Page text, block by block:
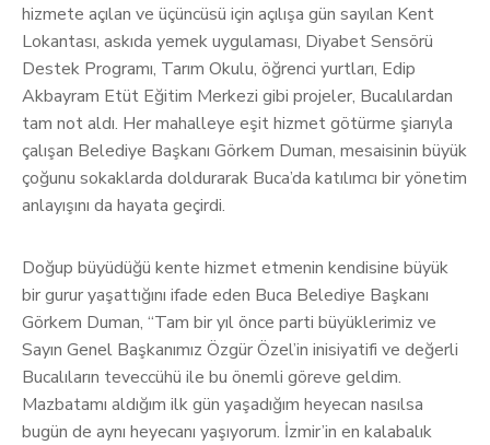
hizmete açılan ve üçüncüsü için açılışa gün sayılan Kent
Lokantası, askıda yemek uygulaması, Diyabet Sensörü
Destek Programı, Tarım Okulu, öğrenci yurtları, Edip
Akbayram Etüt Eğitim Merkezi gibi projeler, Bucalılardan
tam not aldı. Her mahalleye eşit hizmet götürme şiarıyla
çalışan Belediye Başkanı Görkem Duman, mesaisinin büyük
çoğunu sokaklarda doldurarak Buca’da katılımcı bir yönetim
anlayışını da hayata geçirdi.
Doğup büyüdüğü kente hizmet etmenin kendisine büyük
bir gurur yaşattığını ifade eden Buca Belediye Başkanı
Görkem Duman, “Tam bir yıl önce parti büyüklerimiz ve
Sayın Genel Başkanımız Özgür Özel’in inisiyatifi ve değerli
Bucalıların teveccühü ile bu önemli göreve geldim.
Mazbatamı aldığım ilk gün yaşadığım heyecan nasılsa
bugün de aynı heyecanı yaşıyorum. İzmir’in en kalabalık